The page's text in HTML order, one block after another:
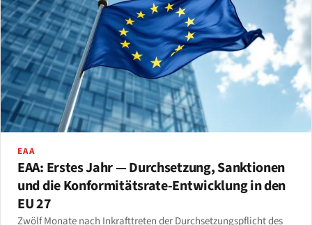
EAA
EAA: Erstes Jahr — Durchsetzung, Sanktionen
und die Konformitätsrate-Entwicklung in den
EU 27
Zwölf Monate nach Inkrafttreten der Durchsetzungspflicht des